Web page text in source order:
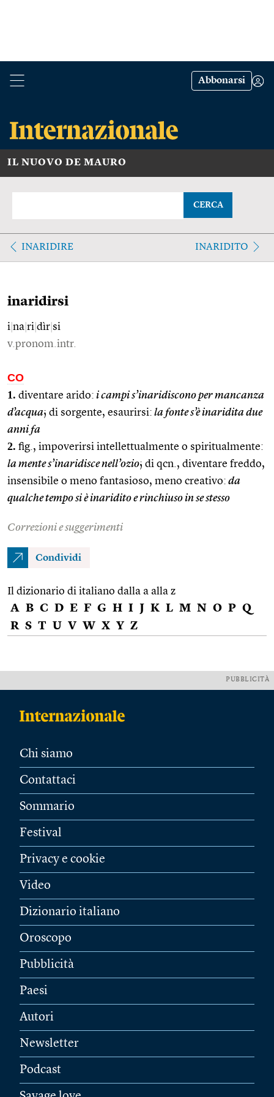
Abbonarsi
IL NUOVO DE MAURO
CERCA
INARIDIRE INARIDITO
inaridirsi
i na ri dìr si
v.pronom.intr.
CO
1. diventare arido: i campi s’inaridiscono per mancanza
d’acqua; di sorgente, esaurirsi: la fonte s’è inaridita due
anni fa
2. fig., impoverirsi intellettualmente o spiritualmente:
la mente s’inaridisce nell’ozio; di qcn., diventare freddo,
insensibile o meno fantasioso, meno creativo: da
qualche tempo si è inaridito e rinchiuso in se stesso
Correzioni e suggerimenti
Condividi
Il dizionario di italiano dalla a alla z
A B C D E F G H I J K L M N O P Q
R S T U V W X Y Z
PUBBLICITÀ
Chi siamo
Contattaci
Sommario
Festival
Privacy e cookie
Video
Dizionario italiano
Oroscopo
Pubblicità
Paesi
Autori
Newsletter
Podcast